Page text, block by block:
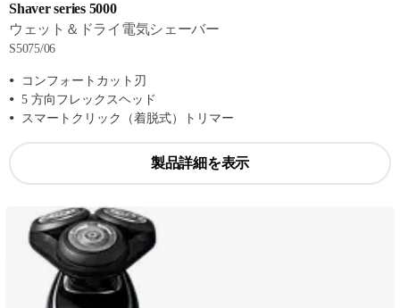
Shaver series 5000
ウェット＆ドライ電気シェーバー
S5075/06
コンフォートカット刃
5 方向フレックスヘッド
スマートクリック（着脱式）トリマー
製品詳細を表示